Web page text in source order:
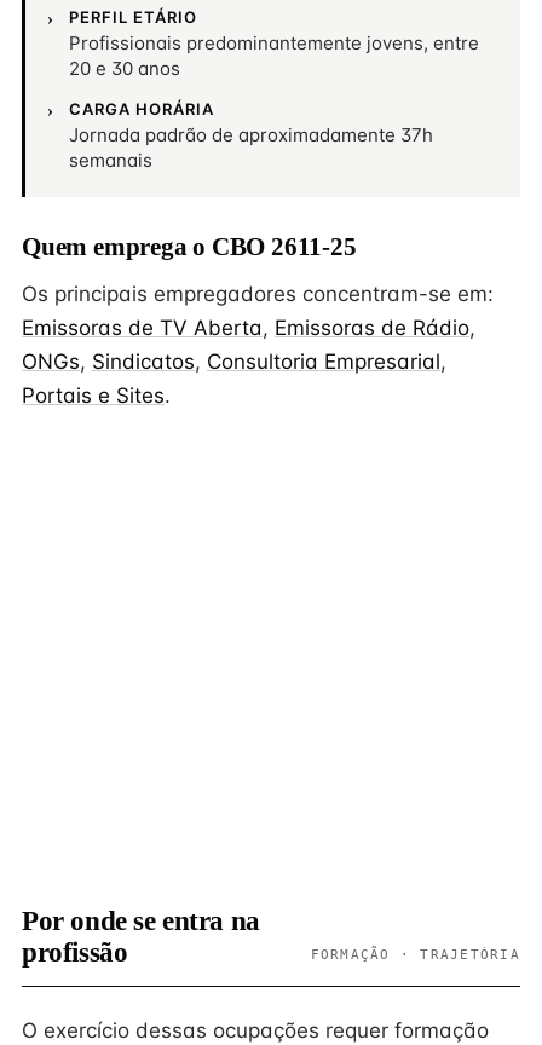
PERFIL ETÁRIO
Profissionais predominantemente jovens, entre
20 e 30 anos
CARGA HORÁRIA
Jornada padrão de aproximadamente 37h
semanais
Quem emprega o CBO 2611-25
Os principais empregadores concentram-se em:
Emissoras de TV Aberta, Emissoras de Rádio,
ONGs, Sindicatos, Consultoria Empresarial,
Portais e Sites.
Por onde se entra na
profissão
FORMAÇÃO · TRAJETÓRIA
O exercício dessas ocupações requer formação